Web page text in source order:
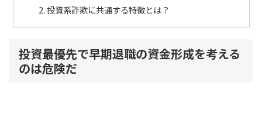
投資系詐欺に共通する特徴とは？
投資最優先で早期退職の資金形成を考える
のは危険だ